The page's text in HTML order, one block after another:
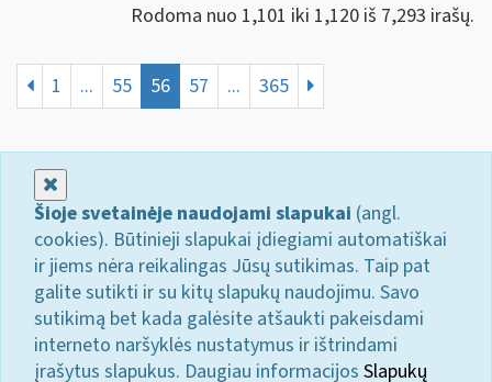
Rodoma nuo 1,101 iki 1,120 iš 7,293 irašų.
1 ... 55 56 57 ... 365
Šioje svetainėje naudojami slapukai (angl.
cookies). Būtinieji slapukai įdiegiami automatiškai
ir jiems nėra reikalingas Jūsų sutikimas. Taip pat
galite sutikti ir su kitų slapukų naudojimu. Savo
sutikimą bet kada galėsite atšaukti pakeisdami
interneto naršyklės nustatymus ir ištrindami
įrašytus slapukus. Daugiau informacijos Slapukų